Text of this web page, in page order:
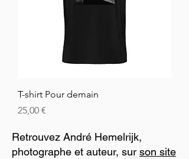
T-shirt Pour demain
Hinta
25,00 €
Retrouvez André Hemelrijk,
photographe et auteur, sur son site